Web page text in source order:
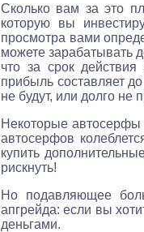
Сколько вам за это
которую вы
просмотра вами
можете зарабатывать
что за срок
прибыль составляет
не будут, или долго не
Некоторые автосерфы
автосерфов
купить
рискнуть!
Но подавляющее
апгрейда: если вы
деньгами.